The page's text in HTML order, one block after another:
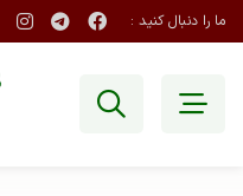
ما را دنبال کنید :